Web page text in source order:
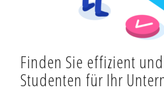
Finden Sie effizient
Studenten für Ihr